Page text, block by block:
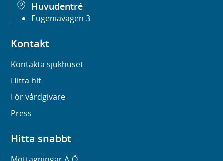
Huvudentré
Eugeniavägen 3
Kontakt
Kontakta sjukhuset
Hitta hit
För vårdgivare
Press
Hitta snabbt